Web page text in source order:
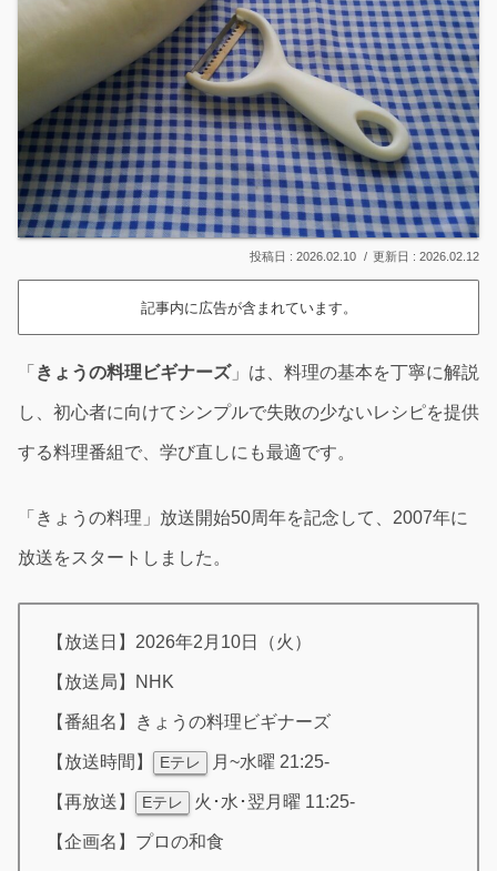
2026.02.10 2026.02.12
記事内に広告が含まれています。
「 きょうの料理ビギナーズ」は、料理の基本を丁寧に解説
し、初心者に向けてシンプルで失敗の少ないレシピを提供
する料理番組で、学び直しにも最適です。
「きょうの料理」放送開始50周年を記念して、2007年に
放送をスタートしました。
【放送日】2026年2月10日（火）
【放送局】NHK
【番組名】きょうの料理ビギナーズ
【放送時間】 Eテレ 月~水曜 21:25-
【再放送】 Eテレ 火･水･翌月曜 11:25-
【企画名】プロの和食